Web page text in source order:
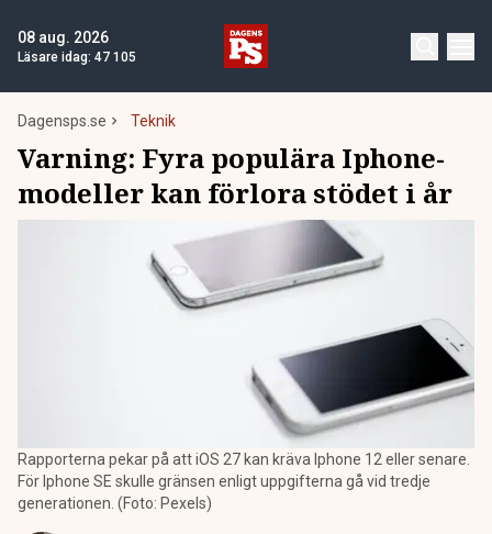
08 aug. 2026
Läsare idag: 47 105
Dagensps.se Teknik
Varning: Fyra populära Iphone-
modeller kan förlora stödet i år
Rapporterna pekar på att iOS 27 kan kräva Iphone 12 eller senare.
För Iphone SE skulle gränsen enligt uppgifterna gå vid tredje
generationen. (Foto: Pexels)